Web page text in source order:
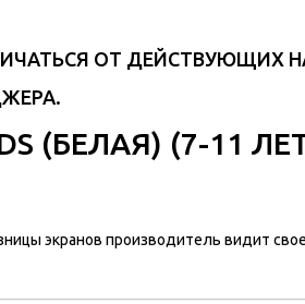
ОТ ДЕЙСТВУЮЩИХ
(БЕЛАЯ) (7-11
экранов производитель видит